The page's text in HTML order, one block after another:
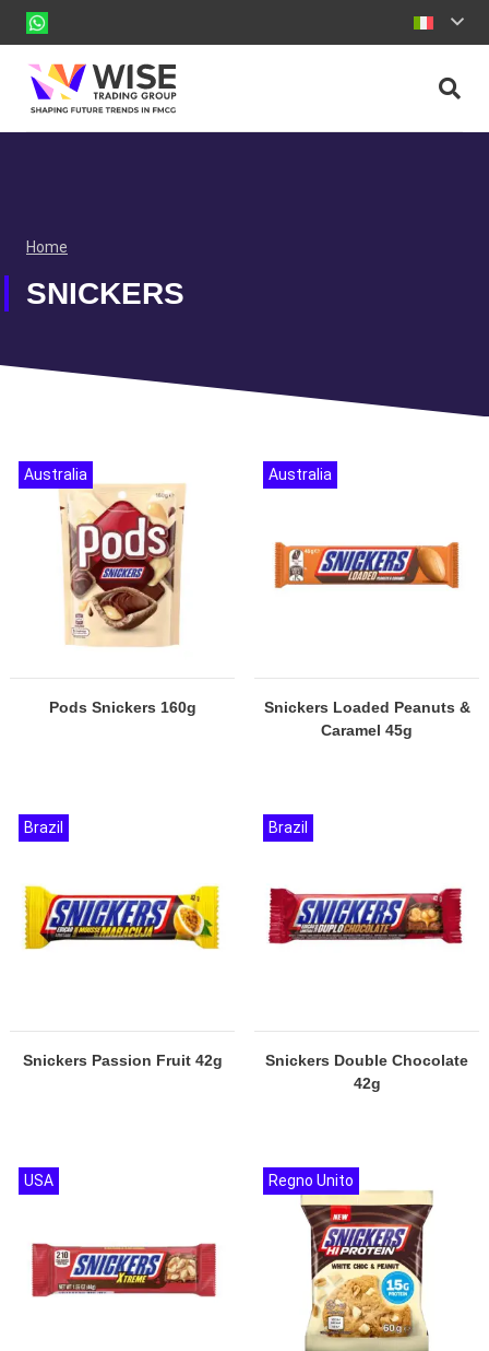
Home
SNICKERS
Pods Snickers 160g
Australia
Snickers Loaded Peanuts &
Caramel 45g
Australia
Snickers Passion Fruit 42g
Brazil
Snickers Double Chocolate
42g
Brazil
USA Regno Unito